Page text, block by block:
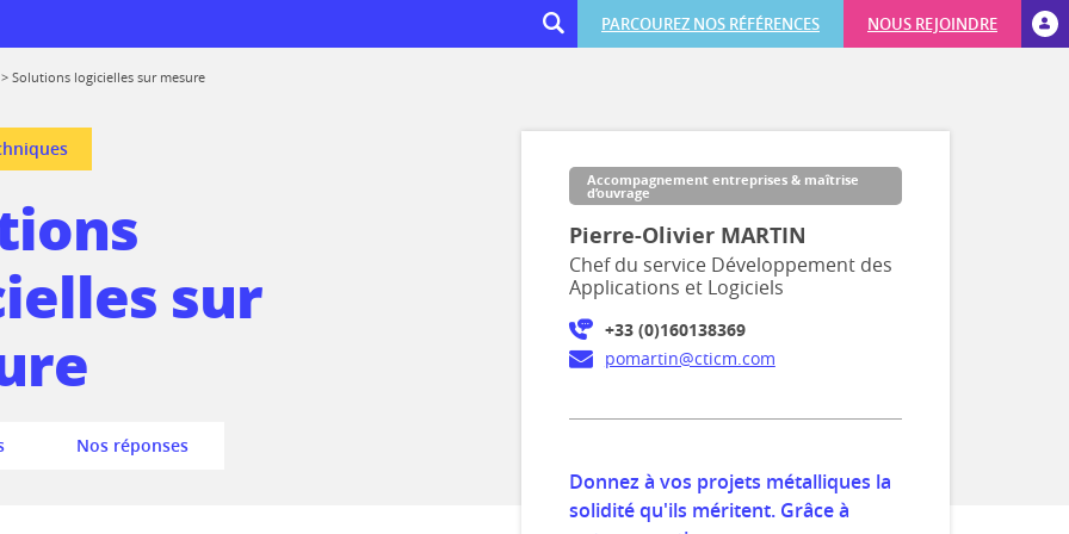
CTICM
réemploi
PARCOUREZ NOS RÉFÉRENCES NOUS REJOINDRE
> Solutions logicielles sur mesure
sur
Nos réponses
Accompagnement entreprises & maîtrise
d’ouvrage
Pierre-Olivier MARTIN
Chef du service Développement des
Applications et Logiciels
+33 (0)160138369
pomartin@cticm.com
Donnez à vos projets métalliques la
solidité qu'ils méritent. Grâce à